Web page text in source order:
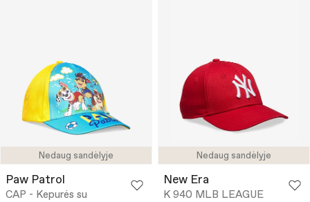
Nedaug sandėlyje
Paw Patrol
CAP - Kepurės su
Nedaug sandėlyje
New Era
K 940 MLB LEAGUE